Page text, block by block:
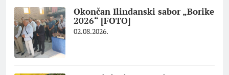
Okončan Ilindanski sabor „Borike
2026“ [FOTO]
02.08.2026.